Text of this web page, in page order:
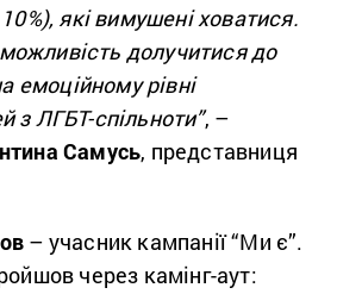
які вимушені ховатися.
можливість долучитися до
емоційному рівні
з ЛГБТ-спільноти”, –
Самусь, представниця
– учасник кампанії “Ми є”.
через камінг-аут: